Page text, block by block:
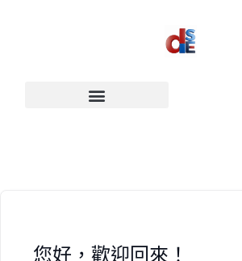
您好，歡迎回來！